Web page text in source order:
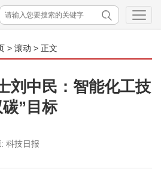
> 滚动 > 正文
刘中民：智能化工技
”目标
科技日报